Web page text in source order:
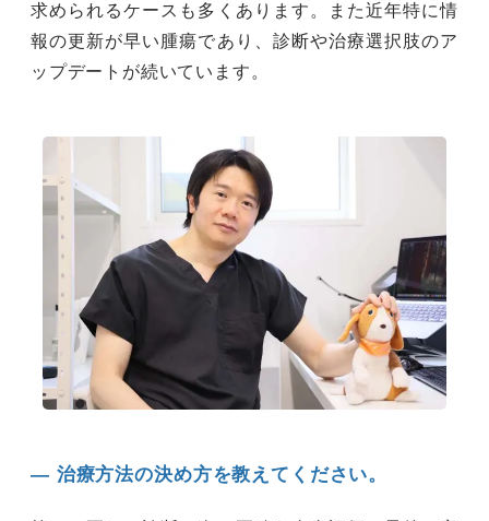
求められるケースも多くあります。また近年特に情
報の更新が早い腫瘍であり、診断や治療選択肢のア
ップデートが続いています。
― 治療方法の決め方を教えてください。